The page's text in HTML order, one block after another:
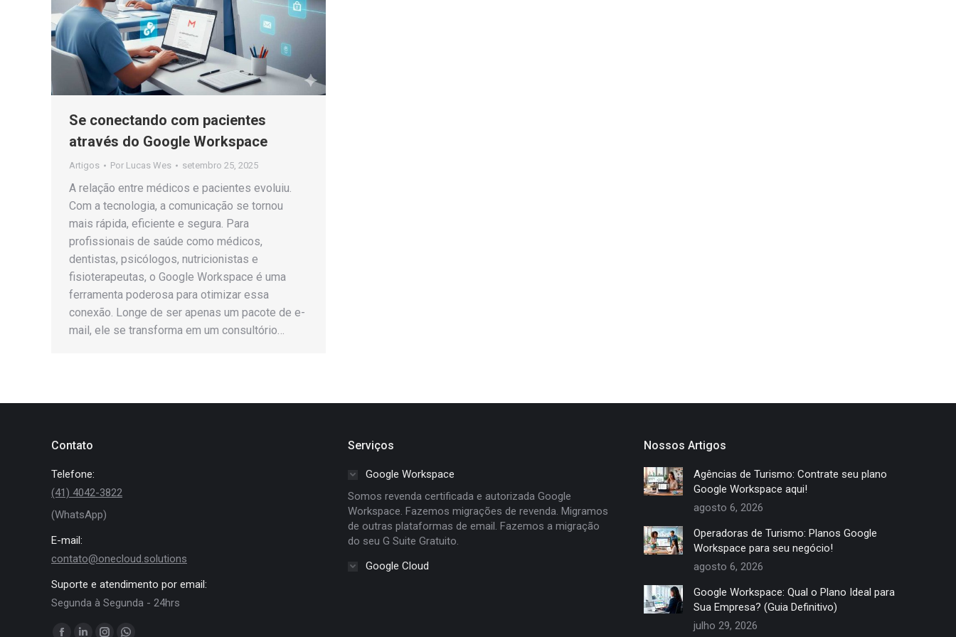
Se conectando com pacientes
através do Google Workspace
Artigos Por Lucas Wes setembro 25, 2025
A relação entre médicos e pacientes evoluiu.
Com a tecnologia, a comunicação se tornou
mais rápida, eficiente e segura. Para
profissionais de saúde como médicos,
dentistas, psicólogos, nutricionistas e
fisioterapeutas, o Google Workspace é uma
ferramenta poderosa para otimizar essa
conexão. Longe de ser apenas um pacote de e-
mail, ele se transforma em um consultório…
Contato
Telefone:
(41) 4042-3822
(WhatsApp)
E-mail:
contato@onecloud.solutions
Suporte e atendimento por email:
Segunda à Segunda - 24hrs
Encontre-nos em:
Serviços
Google Workspace
Somos revenda certificada e autorizada Google
Workspace. Fazemos migrações de revenda. Migramos
de outras plataformas de email. Fazemos a migração
do seu G Suite Gratuito.
Google Cloud
Nossos Artigos
Agências de Turismo: Contrate seu plano
Google Workspace aqui!
agosto 6, 2026
Operadoras de Turismo: Planos Google
Workspace para seu negócio!
agosto 6, 2026
Google Workspace: Qual o Plano Ideal para
Sua Empresa? (Guia Definitivo)
julho 29, 2026